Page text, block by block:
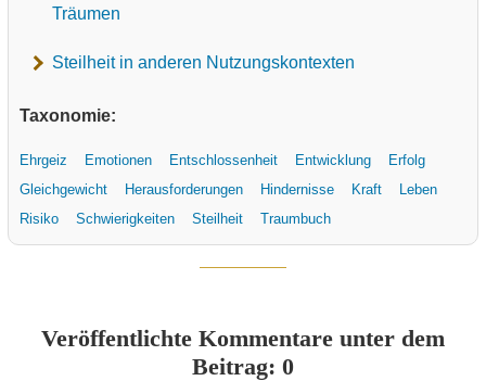
Träumen
Steilheit in anderen Nutzungskontexten
Taxonomie:
Ehrgeiz Emotionen Entschlossenheit Entwicklung
Erfolg
Gleichgewicht
Herausforderungen Hindernisse Kraft
Leben
Risiko
Schwierigkeiten Steilheit Traumbuch
Veröffentlichte Kommentare unter dem
Beitrag: 0